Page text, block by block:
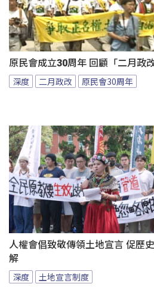
原民會成立30周年 回顧「二月政
深度 二月政改 原民會30周年
人權會倡致敬傳領土地宣言 促歷
解
深度 土地宣言制度